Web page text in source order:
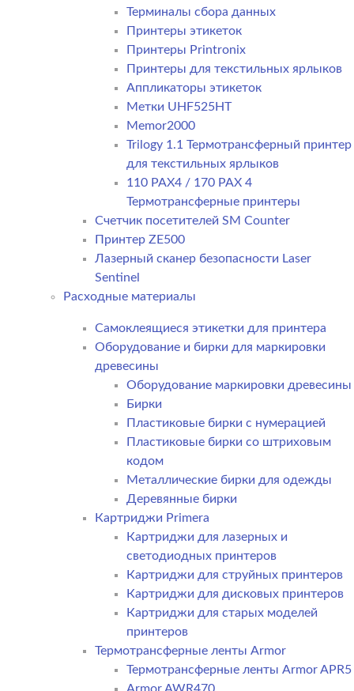
Терминалы сбора данных
Принтеры этикеток
Принтеры Printronix
Принтеры для текстильных ярлыков
Аппликаторы этикеток
Метки UHF525HT
Memor2000
Trilogy 1.1 Термотрансферный принтер
для текстильных ярлыков
110 PAX4 / 170 PAX 4
Термотрансферные принтеры
Счетчик посетителей SM Counter
Принтер ZE500
Лазерный сканер безопасности Laser
Sentinel
Расходные материалы
Самоклеящиеся этикетки для принтера
Оборудование и бирки для маркировки
древесины
Оборудование маркировки древесины
Бирки
Пластиковые бирки с нумерацией
Пластиковые бирки со штриховым
кодом
Металлические бирки для одежды
Деревянные бирки
Картриджи Primera
Картриджи для лазерных и
светодиодных принтеров
Картриджи для струйных принтеров
Картриджи для дисковых принтеров
Картриджи для старых моделей
принтеров
Термотрансферные ленты Armor
Термотрансферные ленты Armor APR5